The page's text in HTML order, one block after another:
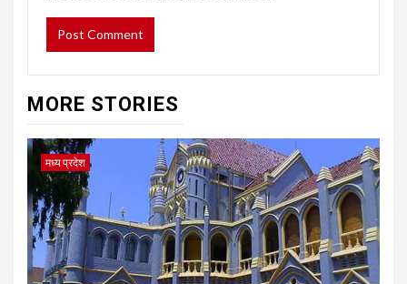
MORE STORIES
मध्य प्रदेश